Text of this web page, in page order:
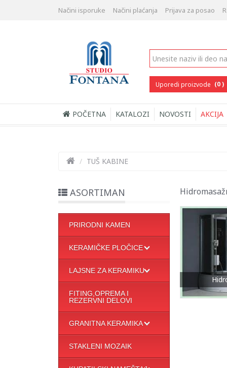
Načini isporuke Načini plaćanja Prijava za posao
Uporedi proizvode (0 )
POČETNA KATALOZI NOVOSTI AKCIJA
/ TUŠ KABINE
ASORTIMAN
PRIRODNI KAMEN
KERAMIČKE PLOČICE
LAJSNE ZA KERAMIKU
FITING,OPREMA I
REZERVNI DELOVI
GRANITNA KERAMIKA
STAKLENI MOZAIK